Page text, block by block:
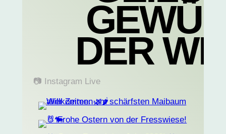
DER
📷 Instagram Live